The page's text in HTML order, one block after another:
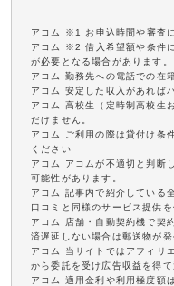
アコム ※1 お申込時間や審査
アコム ※2 借入希望額や条件
が必要となる場合があります。
アコム 勤務先への電話での在
アコム 安定した収入があれば
アコム 高校生（定時制高校生
だけません。
アコム ご利用の際は貸付け条
ください
アコム アコムが不適切と判断
可能性があります。
アコム 記事内で紹介している
口コミと同様のサービス提供
アコム 店舗・自動契約機で契
済遅延しない場合は郵送物が発
アコム 当サイトではアフィリ
から委託を受け広告収益を得
アコム 適用金利や利用極度額